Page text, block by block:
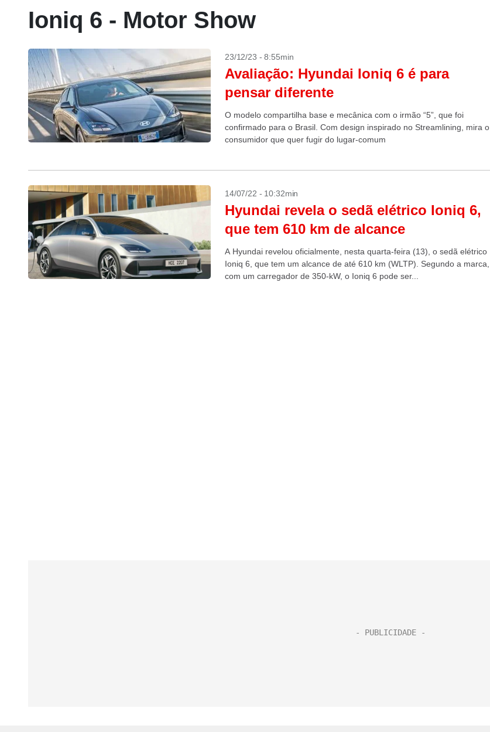
Ioniq 6 - Motor Show
23/12/23 - 8:55min
Avaliação: Hyundai Ioniq 6 é para
pensar diferente
O modelo compartilha base e mecânica com o irmão “5”, que foi
confirmado para o Brasil. Com design inspirado no Streamlining, mira o
consumidor que quer fugir do lugar-comum
14/07/22 - 10:32min
Hyundai revela o sedã elétrico Ioniq 6,
que tem 610 km de alcance
A Hyundai revelou oficialmente, nesta quarta-feira (13), o sedã elétrico
Ioniq 6, que tem um alcance de até 610 km (WLTP). Segundo a marca,
com um carregador de 350-kW, o Ioniq 6 pode ser...